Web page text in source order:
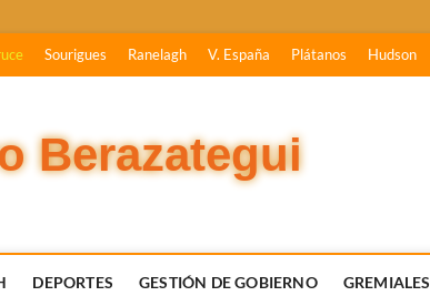
Sourigues Ranelagh V. España Plátanos Hudson
Berazategui
DEPORTES GESTIÓN DE GOBIERNO GREMIALES